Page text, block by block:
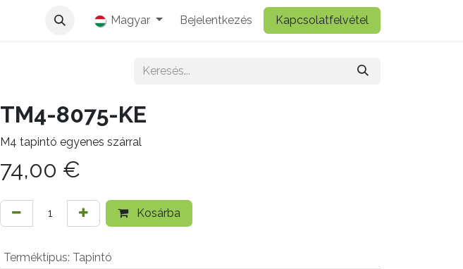
Magyar Bejelentkezés Kapcsolatfelvétel
TM4-8075-KE
M4 tapintó egyenes szárral
74,00 €
Kosárba
Terméktípus: Tapintó